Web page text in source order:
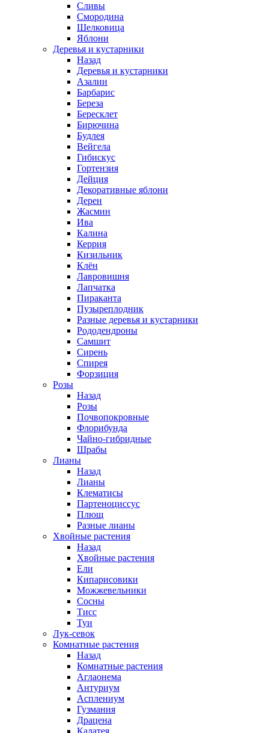
Сливы
Смородина
Шелковица
Яблони
Деревья и кустарники
Назад
Деревья и кустарники
Азалии
Барбарис
Береза
Бересклет
Бирючина
Будлея
Вейгела
Гибискус
Гортензия
Дейция
Декоративные яблони
Дерен
Жасмин
Ива
Калина
Керрия
Кизильник
Клён
Лавровишня
Лапчатка
Пираканта
Пузыреплодник
Разные деревья и кустарники
Рододендроны
Самшит
Сирень
Спирея
Форзиция
Розы
Назад
Розы
Почвопокровные
Флорибунда
Чайно-гибридные
Шрабы
Лианы
Назад
Лианы
Клематисы
Партеноциссус
Плющ
Разные лианы
Хвойные растения
Назад
Хвойные растения
Ели
Кипарисовики
Можжевельники
Сосны
Тисс
Туи
Лук-севок
Комнатные растения
Назад
Комнатные растения
Аглаонема
Антуриум
Асплениум
Гузмания
Драцена
Калатея